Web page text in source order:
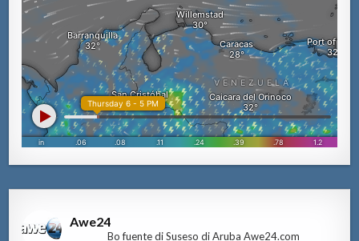
Awe24
Bo fuente di Suseso di Aruba Awe24.com